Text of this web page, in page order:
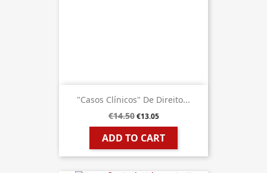
"Casos Clínicos" De Direito...
€14.50 €13.05
ADD TO CART